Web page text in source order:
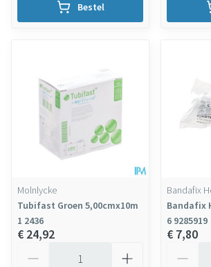
Bestel
Molnlycke
Tubifast Groen 5,00cmx10m
1 2436
€ 24,92
Bandafix
Bandafix
6 9285919
€ 7,80